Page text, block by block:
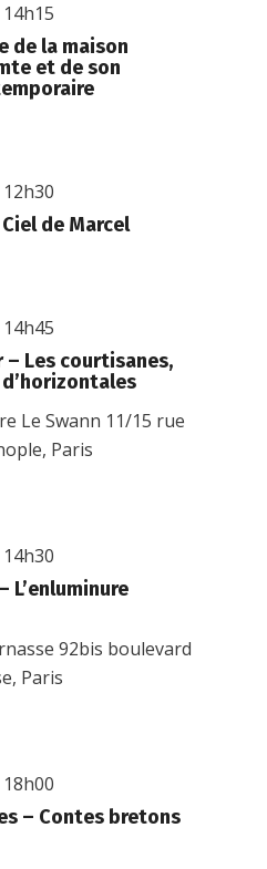
de la maison
et de son
de Marcel
– Les courtisanes,
Le Swann 11/15 rue
Paris
L’enluminure
92bis boulevard
Paris
– Contes bretons